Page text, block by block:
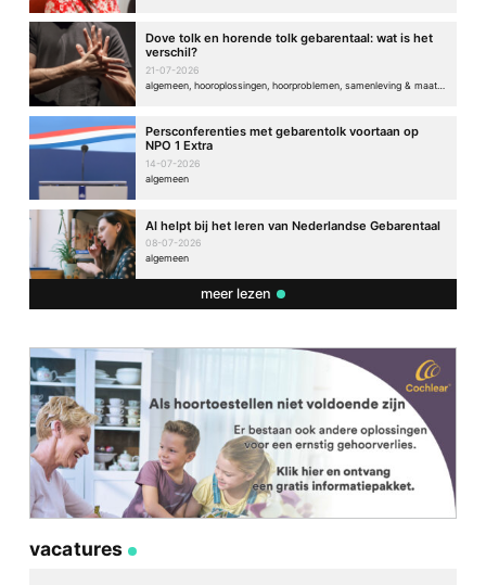
Dove tolk en horende tolk gebarentaal: wat is het
verschil?
21-07-2026
algemeen, hooroplossingen, hoorproblemen, samenleving & maatschappij
Persconferenties met gebarentolk voortaan op
NPO 1 Extra
14-07-2026
algemeen
AI helpt bij het leren van Nederlandse Gebarentaal
08-07-2026
algemeen
meer lezen
vacatures